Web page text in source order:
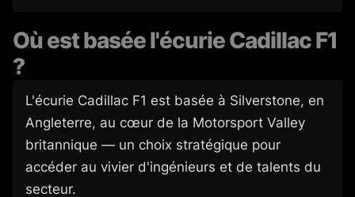
Où est basée l'écurie Cadillac F1
?
L'écurie Cadillac F1 est basée à Silverstone, en
Angleterre, au cœur de la Motorsport Valley
britannique — un choix stratégique pour
accéder au vivier d'ingénieurs et de talents du
secteur.